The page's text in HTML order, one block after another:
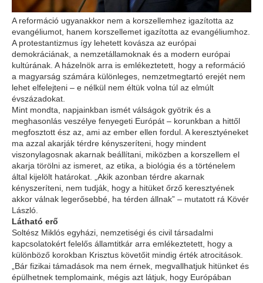
A reformáció ugyanakkor nem a korszellemhez igazította az
evangéliumot, hanem korszellemet igazította az evangéliumhoz.
A protestantizmus így lehetett kovásza az európai
demokráciának, a nemzetállamoknak és a modern európai
kultúrának. A házelnök arra is emlékeztetett, hogy a reformáció
a magyarság számára különleges, nemzetmegtartó erejét nem
lehet elfelejteni – e nélkül nem éltük volna túl az elmúlt
évszázadokat.
Mint mondta, napjainkban ismét válságok gyötrik és a
meghasonlás veszélye fenyegeti Európát – korunkban a hittől
megfosztott ész az, ami az ember ellen fordul. A keresztyéneket
ma azzal akarják térdre kényszeríteni, hogy mindent
viszonylagosnak akarnak beállítani, miközben a korszellem el
akarja törölni az ismeret, az etika, a biológia és a történelem
által kijelölt határokat. „Akik azonban térdre akarnak
kényszeríteni, nem tudják, hogy a hitüket őrző keresztyének
akkor válnak legerősebbé, ha térden állnak” – mutatott rá Kövér
László.
Látható erő
Soltész Miklós egyházi, nemzetiségi és civil társadalmi
kapcsolatokért felelős államtitkár arra emlékeztetett, hogy a
különböző korokban Krisztus követőit mindig érték atrocitások.
„Bár fizikai támadások ma nem érnek, megvallhatjuk hitünket és
épülhetnek templomaink, mégis azt látjuk, hogy Európában